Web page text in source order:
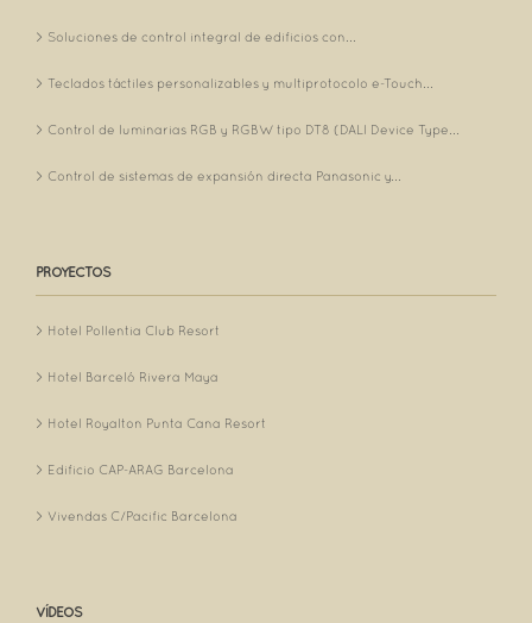
Soluciones de control integral de edificios con...
Teclados táctiles personalizables y multiprotocolo e-Touch...
Control de luminarias RGB y RGBW tipo DT8 (DALI Device Type...
Control de sistemas de expansión directa Panasonic y...
PROYECTOS
Hotel Pollentia Club Resort
Hotel Barceló Rivera Maya
Hotel Royalton Punta Cana Resort
Edificio CAP-ARAG Barcelona
Vivendas C/Pacific Barcelona
VÍDEOS